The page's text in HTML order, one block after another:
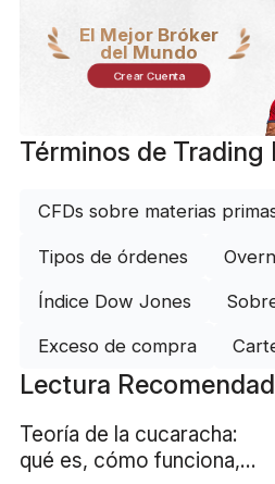
El Mejor Bróker
del Mundo
Crear Cuenta
Términos de Trading
CFDs sobre materias
Tipos de órdenes
Índice Dow Jones
Exceso de compra
Lectura
Teoría de la cucaracha:
qué es, cómo funciona,